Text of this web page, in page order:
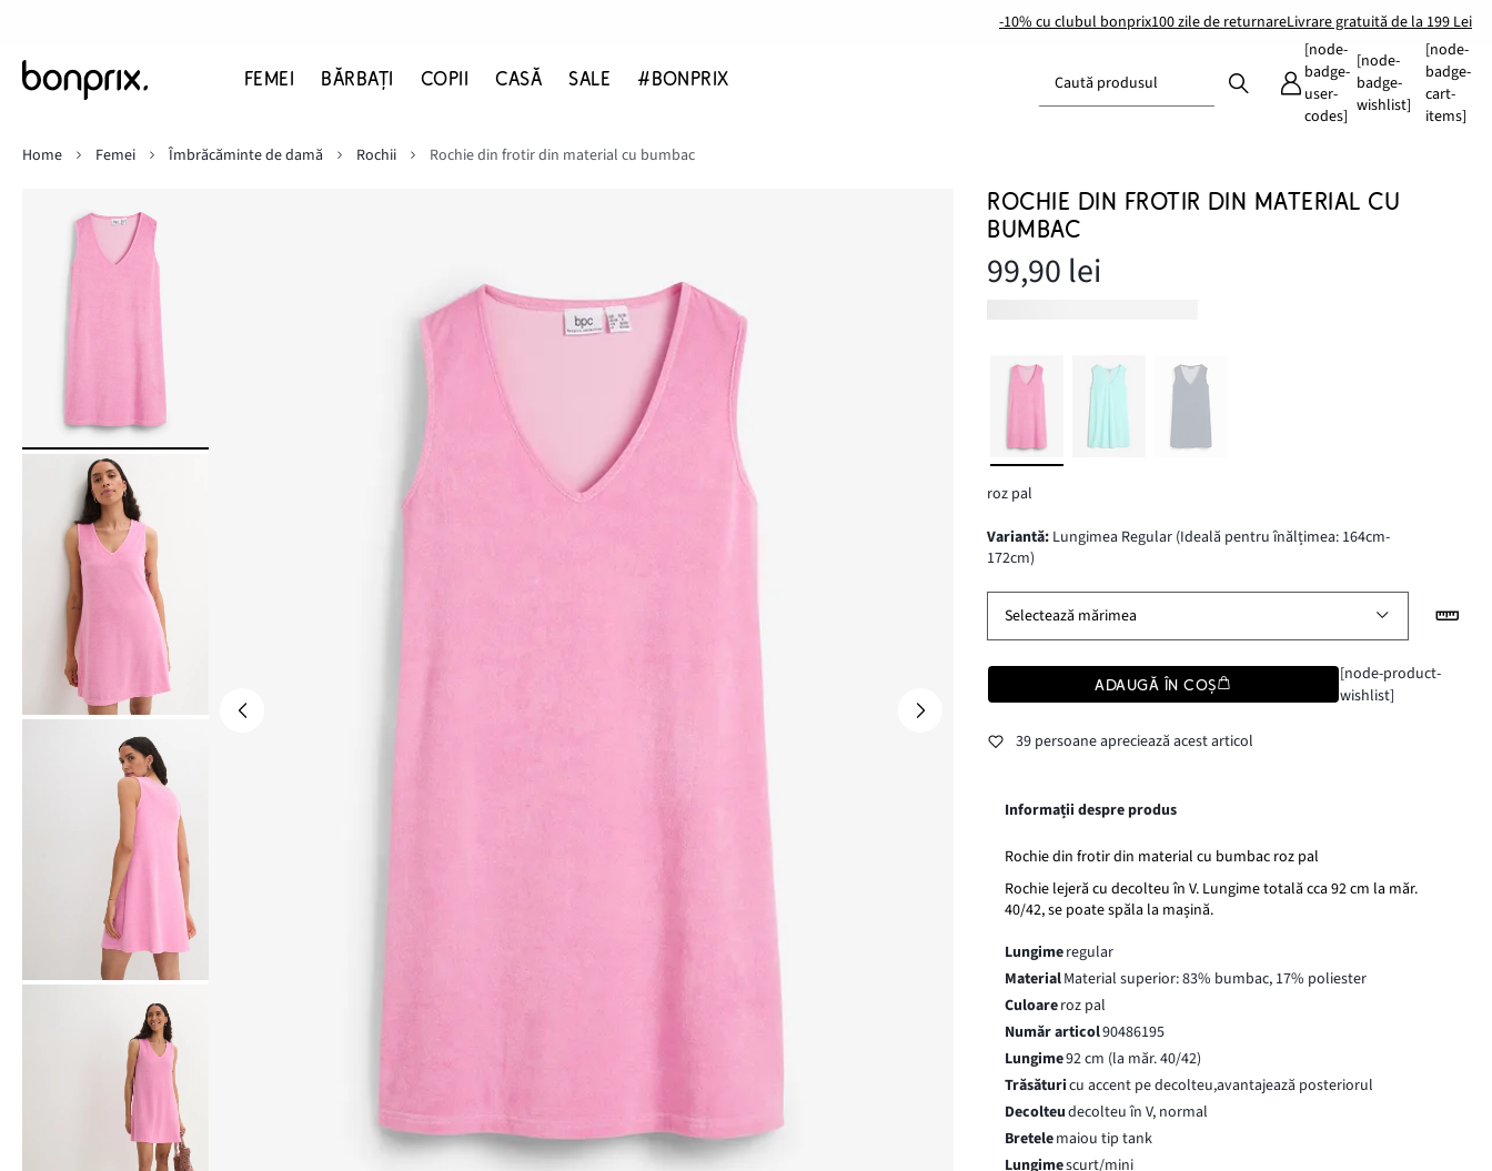
-10% cu clubul bonprix100 zile de returnareLivrare gratuită de la 199 Lei
FEMEI BĂRBAŢI COPII CASĂ SALE #BONPRIX Caută produsul
[node-
badge-
user-
codes]
[node-
badge-
wishlist]
[node-
badge-
cart-
items]
Home
Femei Îmbrăcăminte de damă Rochii Rochie din frotir din material cu bumbac
ROCHIE DIN FROTIR DIN MATERIAL CU
BUMBAC
99,90 lei
roz pal
variantă: Lungimea Regular (Ideală pentru înălțimea: 164cm-
172cm)
Selectează mărimea
ADAUGĂ ÎN COȘ
[node-product-
wishlist]
39 persoane apreciează acest articol
Informații despre produs
Rochie din frotir din material cu bumbac roz pal
Rochie lejeră cu decolteu în V. Lungime totală cca 92 cm la măr.
40/42, se poate spăla la mașină.
Lungimeregular
MaterialMaterial superior: 83% bumbac, 17% poliester
Culoareroz pal
Număr articol90486195
Lungime92 cm (la măr. 40/42)
Trăsăturicu accent pe decolteu,avantajează posteriorul
Decolteudecolteu în V, normal
Bretelemaiou tip tank
Lungimescurt/mini